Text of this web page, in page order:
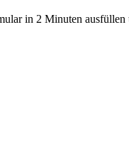
in 2 Minuten